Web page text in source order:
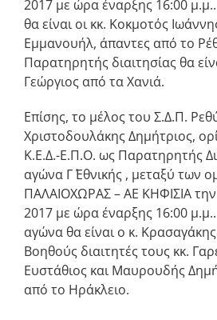
2017 με ώρα έναρξης 16:00
θα είναι οι κκ. Κοκμοτός
Εμμανουήλ, άπαντες από το
Παρατηρητής διαιτησίας θα
Γεώργιος από τα Χανιά.
Επίσης, το μέλος του Σ.Δ.Π.
Χριστοδουλάκης Δημήτριος,
Κ.Ε.Δ.-Ε.Π.Ο. ως Παρατηρητής
αγώνα Γ΄ Εθνικής , μεταξύ των
ΠΑΛΑΙΟΧΩΡΑΣ – ΑΕ ΚΗΦΙΣΙΑ
2017 με ώρα έναρξης 16:00 μ.μ..
αγώνα θα είναι ο κ.
Βοηθούς διαιτητές τους κκ.
Ευστάθιος και Μαυρουδής
από το Ηράκλειο.